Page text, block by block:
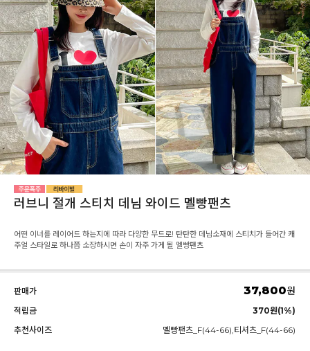
러브니 절개 스티치 데님 와이드 멜빵팬츠
어떤 이너를 레이어드 하는지에 따라 다양한 무드로! 탄탄한 데님소재에 스티치가 들어간 캐
주얼 스타일로 하나쯤 소장하시면 손이 자주 가게 될 멜빵팬츠
판매가 37,800원
적립금
370원(1%)
추천사이즈
멜빵팬츠_F(44-66),티셔츠_F(44-66)